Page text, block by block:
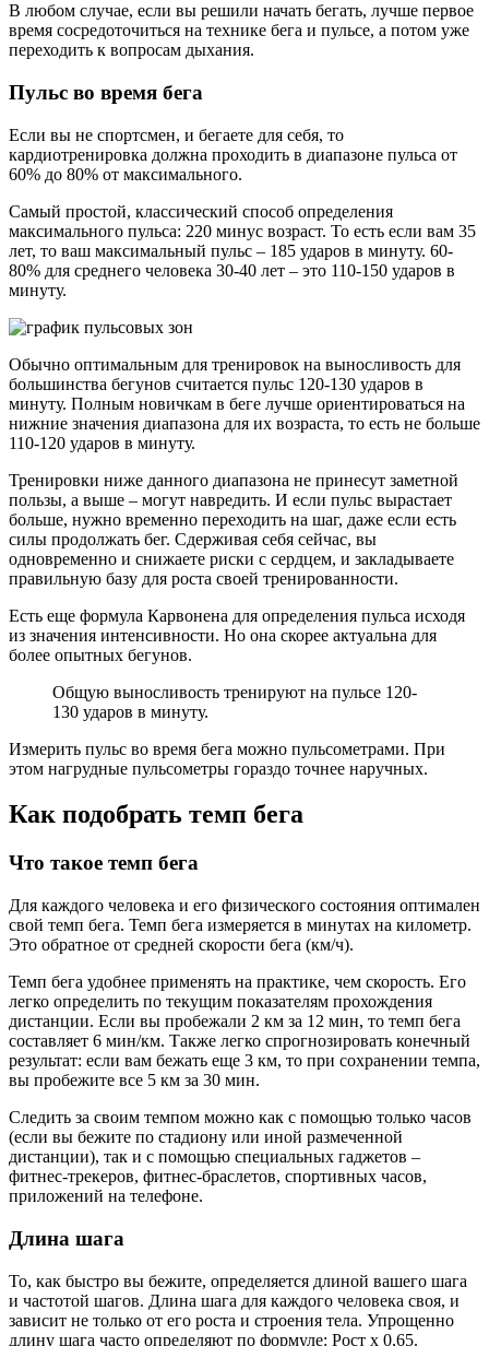
В любом случае, если вы решили начать бегать, лучше первое
время сосредоточиться на технике бега и пульсе, а потом уже
переходить к вопросам дыхания.
Пульс во время бега
Если вы не спортсмен, и бегаете для себя, то
кардиотренировка должна проходить в диапазоне пульса от
60% до 80% от максимального.
Самый простой, классический способ определения
максимального пульса: 220 минус возраст. То есть если вам 35
лет, то ваш максимальный пульс – 185 ударов в минуту. 60-
80% для среднего человека 30-40 лет – это 110-150 ударов в
минуту.
Обычно оптимальным для тренировок на выносливость для
большинства бегунов считается пульс 120-130 ударов в
минуту. Полным новичкам в беге лучше ориентироваться на
нижние значения диапазона для их возраста, то есть не больше
110-120 ударов в минуту.
Тренировки ниже данного диапазона не принесут заметной
пользы, а выше – могут навредить. И если пульс вырастает
больше, нужно временно переходить на шаг, даже если есть
силы продолжать бег. Сдерживая себя сейчас, вы
одновременно и снижаете риски с сердцем, и закладываете
правильную базу для роста своей тренированности.
Есть еще формула Карвонена для определения пульса исходя
из значения интенсивности. Но она скорее актуальна для
более опытных бегунов.
Общую выносливость тренируют на пульсе 120-
130 ударов в минуту.
Измерить пульс во время бега можно пульсометрами. При
этом нагрудные пульсометры гораздо точнее наручных.
Как подобрать темп бега
Что такое темп бега
Для каждого человека и его физического состояния оптимален
свой темп бега. Темп бега измеряется в минутах на километр.
Это обратное от средней скорости бега (км/ч).
Темп бега удобнее применять на практике, чем скорость. Его
легко определить по текущим показателям прохождения
дистанции. Если вы пробежали 2 км за 12 мин, то темп бега
составляет 6 мин/км. Также легко спрогнозировать конечный
результат: если вам бежать еще 3 км, то при сохранении темпа,
вы пробежите все 5 км за 30 мин.
Следить за своим темпом можно как с помощью только часов
(если вы бежите по стадиону или иной размеченной
дистанции), так и с помощью специальных гаджетов –
фитнес-трекеров, фитнес-браслетов, спортивных часов,
приложений на телефоне.
Длина шага
То, как быстро вы бежите, определяется длиной вашего шага
и частотой шагов. Длина шага для каждого человека своя, и
зависит не только от его роста и строения тела. Упрощенно
длину шага часто определяют по формуле: Рост x 0,65.